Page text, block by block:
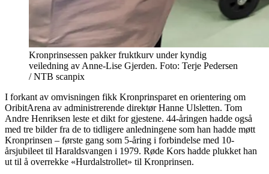
Kronprinsessen pakker fruktkurv under kyndig
veiledning av Anne-Lise Gjerden. Foto: Terje Pedersen
/ NTB scanpix
I forkant av omvisningen fikk Kronprinsparet en orientering om
OribitArena av administrerende direktør Hanne Ulsletten. Tom
Andre Henriksen leste et dikt for gjestene. 44-åringen hadde også
med tre bilder fra de to tidligere anledningene som han hadde møtt
Kronprinsen – første gang som 5-åring i forbindelse med 10-
årsjubileet til Haraldsvangen i 1979. Røde Kors hadde plukket han
ut til å overrekke «Hurdalstrollet» til Kronprinsen.